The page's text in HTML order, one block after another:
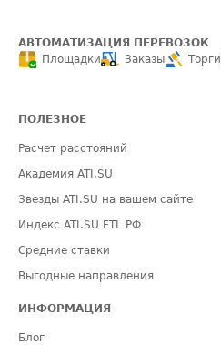
АВТОМАТИЗАЦИЯ ПЕРЕВОЗОК
Площадки
Заказы Торги
ПОЛЕЗНОЕ
Расчет расстояний
Академия ATI.SU
Звезды ATI.SU на вашем сайте
Индекс ATI.SU FTL РФ
Средние ставки
Выгодные направления
ИНФОРМАЦИЯ
Блог